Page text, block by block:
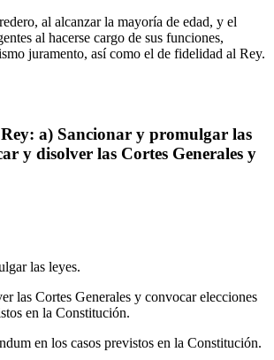
al alcanzar la mayoría de edad, y el
al hacerse cargo de sus funciones,
juramento, así como el de fidelidad al Rey.
a) Sancionar y promulgar las
y disolver las Cortes Generales y
las leyes.
las Cortes Generales y convocar elecciones
en la Constitución.
en los casos previstos en la Constitución.